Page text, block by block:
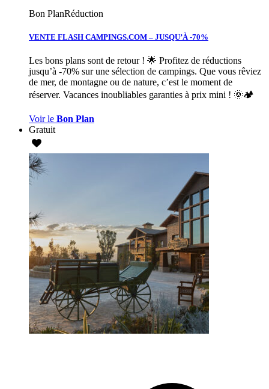
Bon PlanRéduction
VENTE FLASH CAMPINGS.COM – JUSQU’À -70%
Les bons plans sont de retour ! 🌟 Profitez de réductions
jusqu’à -70% sur une sélection de campings. Que vous rêviez
de mer, de montagne ou de nature, c’est le moment de
réserver. Vacances inoubliables garanties à prix mini ! 🌞🏕️
Voir le Bon Plan
Gratuit